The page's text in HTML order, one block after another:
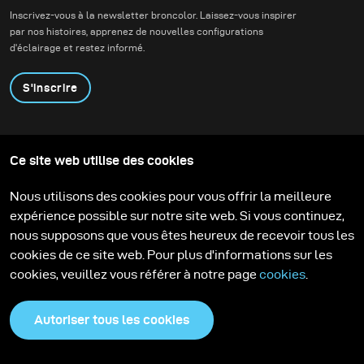
contemporaine.
Inscrivez-vous à la newsletter broncolor. Laissez-vous inspirer
par nos histoires, apprenez de nouvelles configurations
d'éclairage et restez informé.
S'inscrire
Contactez-nous
Technologies
Support
Carrière
Media Center
Ce site web utilise des cookies
Nous utilisons des cookies pour vous offrir la meilleure
expérience possible sur notre site web. Si vous continuez,
nous supposons que vous êtes heureux de recevoir tous les
cookies de ce site web. Pour plus d'informations sur les
cookies, veuillez vous référer à notre page cookies
Autoriser tous les cookies